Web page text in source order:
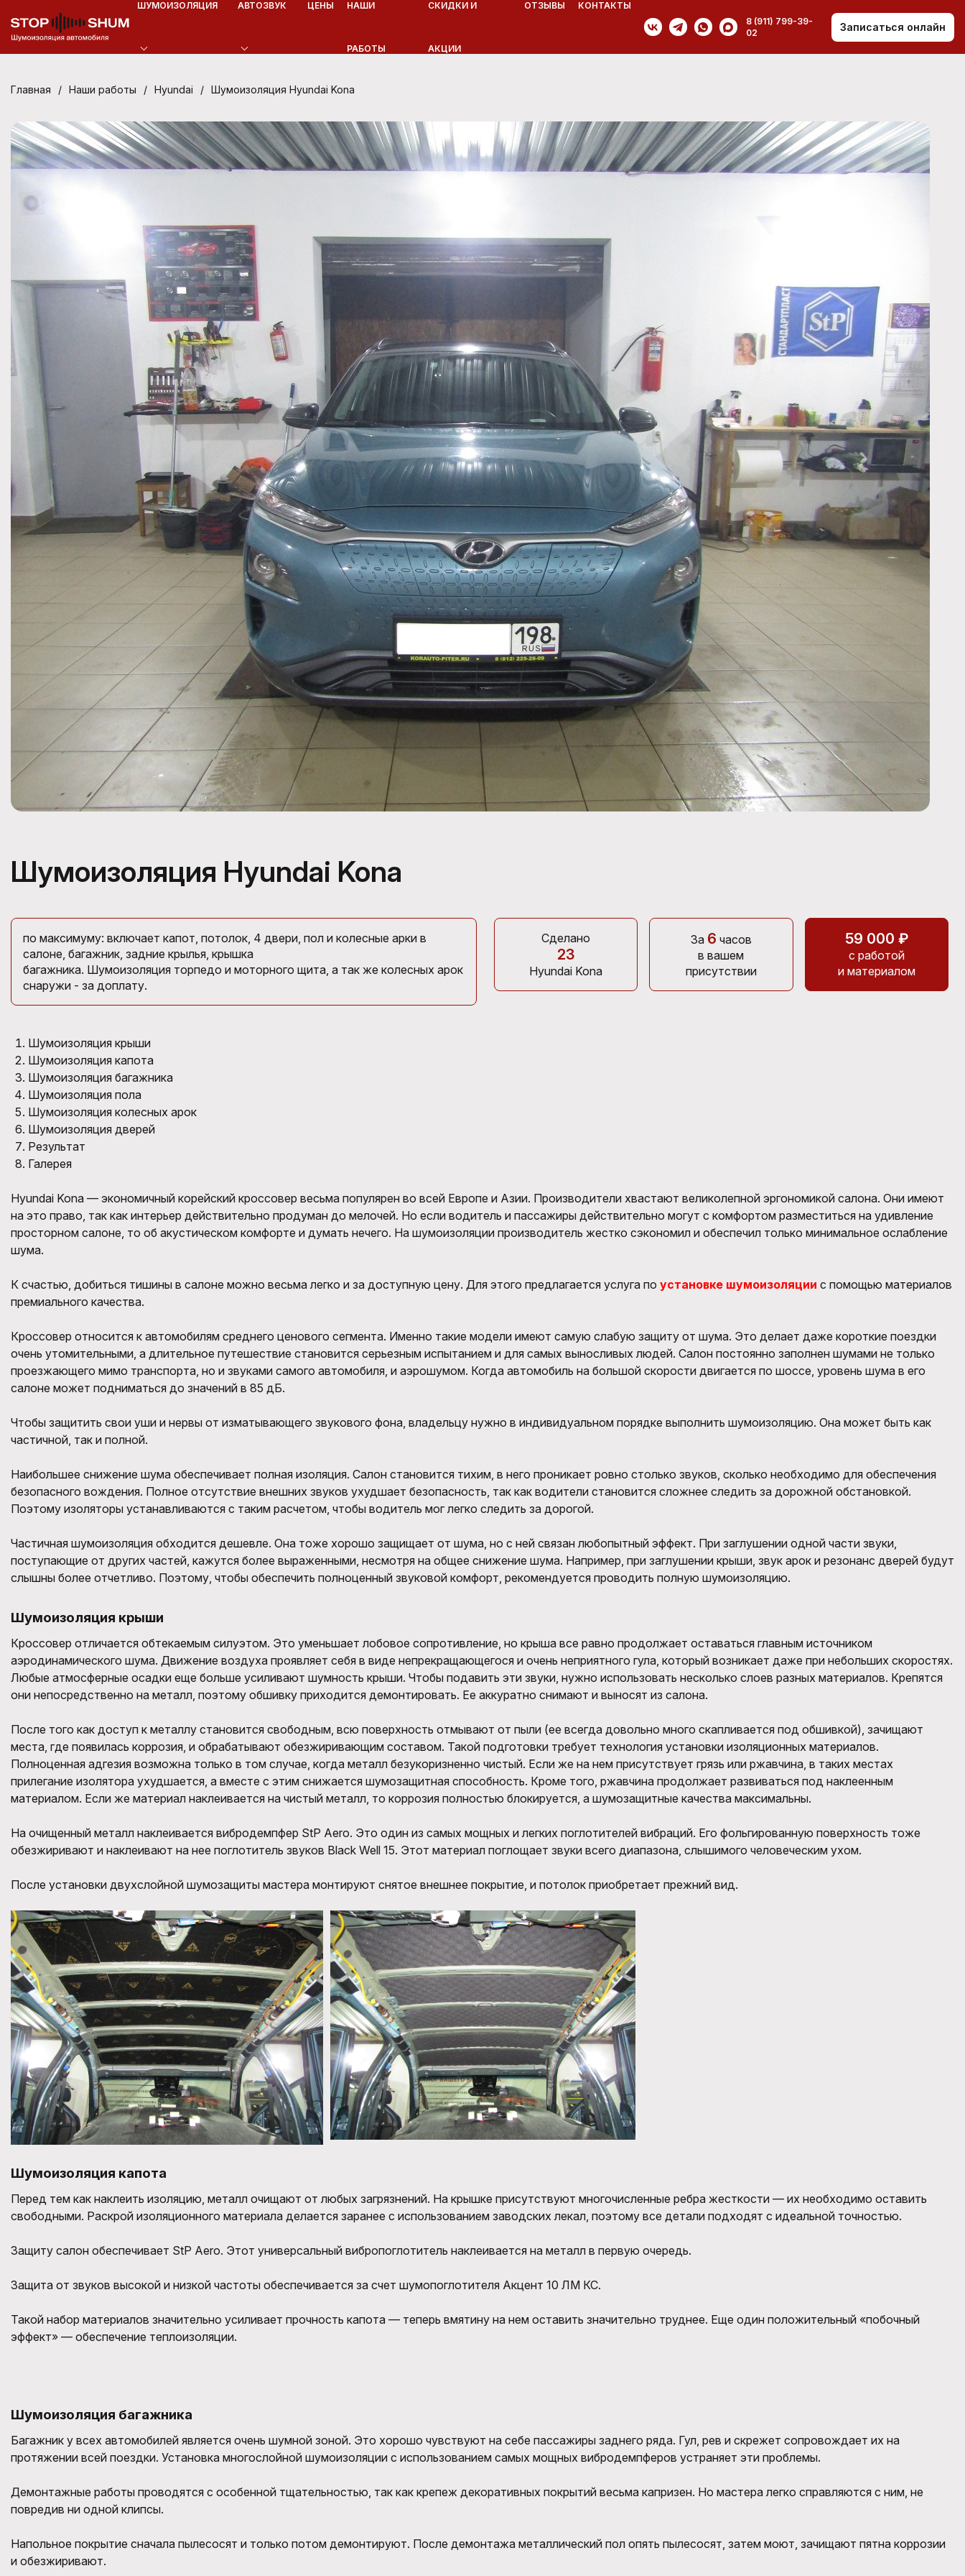
ШУМОИЗОЛЯЦИЯ АВТОЗВУК ЦЕНЫ НАШИ
РАБОТЫ
СКИДКИ И
АКЦИИ
ОТЗЫВЫ
КОНТАКТЫ
8 (911) 799-39-
02
Записаться онлайн
Главная / Наши работы / Hyundai / Шумоизоляция Hyundai Kona
Шумоизоляция Hyundai Kona
по максимуму: включает капот, потолок, 4 двери, пол и колесные арки в
салоне, багажник, задние крылья, крышка
багажника. Шумоизоляция торпедо и моторного щита, а так же колесных арок
снаружи - за доплату.
Сделано
23
Hyundai Kona
За 6 часов
в вашем
присутствии
59 000 ₽
с работой
и материалом
Шумоизоляция крыши
Шумоизоляция капота
Шумоизоляция багажника
Шумоизоляция пола
Шумоизоляция колесных арок
Шумоизоляция дверей
Результат
Галерея
Hyundai Kona — экономичный корейский кроссовер весьма популярен во всей Европе и Азии. Производители хвастают великолепной эргономикой салона. Они имеют
на это право, так как интерьер действительно продуман до мелочей. Но если водитель и пассажиры действительно могут с комфортом разместиться на удивление
просторном салоне, то об акустическом комфорте и думать нечего. На шумоизоляции производитель жестко сэкономил и обеспечил только минимальное ослабление
шума.
К счастью, добиться тишины в салоне можно весьма легко и за доступную цену. Для этого предлагается услуга по установке шумоизоляции с помощью материалов
премиального качества.
Кроссовер относится к автомобилям среднего ценового сегмента. Именно такие модели имеют самую слабую защиту от шума. Это делает даже короткие поездки
очень утомительными, а длительное путешествие становится серьезным испытанием и для самых выносливых людей. Салон постоянно заполнен шумами не только
проезжающего мимо транспорта, но и звуками самого автомобиля, и аэрошумом. Когда автомобиль на большой скорости двигается по шоссе, уровень шума в его
салоне может подниматься до значений в 85 дБ.
Чтобы защитить свои уши и нервы от изматывающего звукового фона, владельцу нужно в индивидуальном порядке выполнить шумоизоляцию. Она может быть как
частичной, так и полной.
Наибольшее снижение шума обеспечивает полная изоляция. Салон становится тихим, в него проникает ровно столько звуков, сколько необходимо для обеспечения
безопасного вождения. Полное отсутствие внешних звуков ухудшает безопасность, так как водители становится сложнее следить за дорожной обстановкой.
Поэтому изоляторы устанавливаются с таким расчетом, чтобы водитель мог легко следить за дорогой.
Частичная шумоизоляция обходится дешевле. Она тоже хорошо защищает от шума, но с ней связан любопытный эффект. При заглушении одной части звуки,
поступающие от других частей, кажутся более выраженными, несмотря на общее снижение шума. Например, при заглушении крыши, звук арок и резонанс дверей будут
слышны более отчетливо. Поэтому, чтобы обеспечить полноценный звуковой комфорт, рекомендуется проводить полную шумоизоляцию.
Шумоизоляция крыши
Кроссовер отличается обтекаемым силуэтом. Это уменьшает лобовое сопротивление, но крыша все равно продолжает оставаться главным источником
аэродинамического шума. Движение воздуха проявляет себя в виде непрекращающегося и очень неприятного гула, который возникает даже при небольших скоростях.
Любые атмосферные осадки еще больше усиливают шумность крыши. Чтобы подавить эти звуки, нужно использовать несколько слоев разных материалов. Крепятся
они непосредственно на металл, поэтому обшивку приходится демонтировать. Ее аккуратно снимают и выносят из салона.
После того как доступ к металлу становится свободным, всю поверхность отмывают от пыли (ее всегда довольно много скапливается под обшивкой), зачищают
места, где появилась коррозия, и обрабатывают обезжиривающим составом. Такой подготовки требует технология установки изоляционных материалов.
Полноценная адгезия возможна только в том случае, когда металл безукоризненно чистый. Если же на нем присутствует грязь или ржавчина, в таких местах
прилегание изолятора ухудшается, а вместе с этим снижается шумозащитная способность. Кроме того, ржавчина продолжает развиваться под наклеенным
материалом. Если же материал наклеивается на чистый металл, то коррозия полностью блокируется, а шумозащитные качества максимальны.
На очищенный металл наклеивается вибродемпфер StP Aero. Это один из самых мощных и легких поглотителей вибраций. Его фольгированную поверхность тоже
обезжиривают и наклеивают на нее поглотитель звуков Black Well 15. Этот материал поглощает звуки всего диапазона, слышимого человеческим ухом.
После установки двухслойной шумозащиты мастера монтируют снятое внешнее покрытие, и потолок приобретает прежний вид.
Шумоизоляция капота
Перед тем как наклеить изоляцию, металл очищают от любых загрязнений. На крышке присутствуют многочисленные ребра жесткости — их необходимо оставить
свободными. Раскрой изоляционного материала делается заранее с использованием заводских лекал, поэтому все детали подходят с идеальной точностью.
Защиту салон обеспечивает StP Aero. Этот универсальный вибропоглотитель наклеивается на металл в первую очередь.
Защита от звуков высокой и низкой частоты обеспечивается за счет шумопоглотителя Акцент 10 ЛМ КС.
Такой набор материалов значительно усиливает прочность капота — теперь вмятину на нем оставить значительно труднее. Еще один положительный «побочный
эффект» — обеспечение теплоизоляции.
Шумоизоляция багажника
Багажник у всех автомобилей является очень шумной зоной. Это хорошо чувствуют на себе пассажиры заднего ряда. Гул, рев и скрежет сопровождает их на
протяжении всей поездки. Установка многослойной шумоизоляции с использованием самых мощных вибродемпферов устраняет эти проблемы.
Демонтажные работы проводятся с особенной тщательностью, так как крепеж декоративных покрытий весьма капризен. Но мастера легко справляются с ним, не
повредив ни одной клипсы.
Напольное покрытие сначала пылесосят и только потом демонтируют. После демонтажа металлический пол опять пылесосят, затем моют, зачищают пятна коррозии
и обезжиривают.